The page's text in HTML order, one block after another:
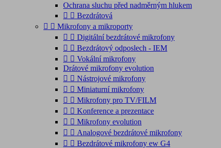
Ochrana sluchu před nadměrným hlukem
  Bezdrátová
  Mikrofony a mikroporty
  Digitální bezdrátové mikrofony
  Bezdrátový odposlech - IEM
  Vokální mikrofony
Drátové mikrofony evolution
  Nástrojové mikrofony
  Miniaturní mikrofony
  Mikrofony pro TV/FILM
  Konference a prezentace
  Mikrofony evolution
  Analogové bezdrátové mikrofony
  Bezdrátové mikrofony ew G4